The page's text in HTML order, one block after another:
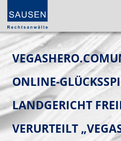
ONLINE-
LANDGERICHT
VERURTEILT